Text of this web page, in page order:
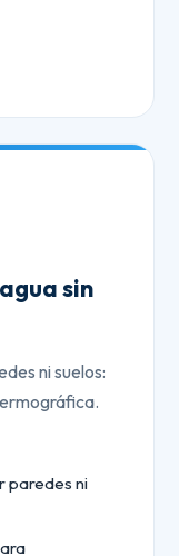
sin
ni suelos:
paredes ni